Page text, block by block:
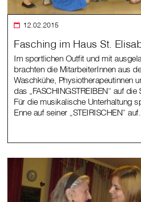
12.02.2015
Fasching im Haus St.
Im sportlichen Outfit und mit
brachten die MitarbeiterInnen aus
Waschkühe, Physiotherapeutinnen
das „FASCHINGSTREIBEN“ auf die
Für die musikalische Unterhaltung
Enne auf seiner „STEIRISCHEN“ auf.